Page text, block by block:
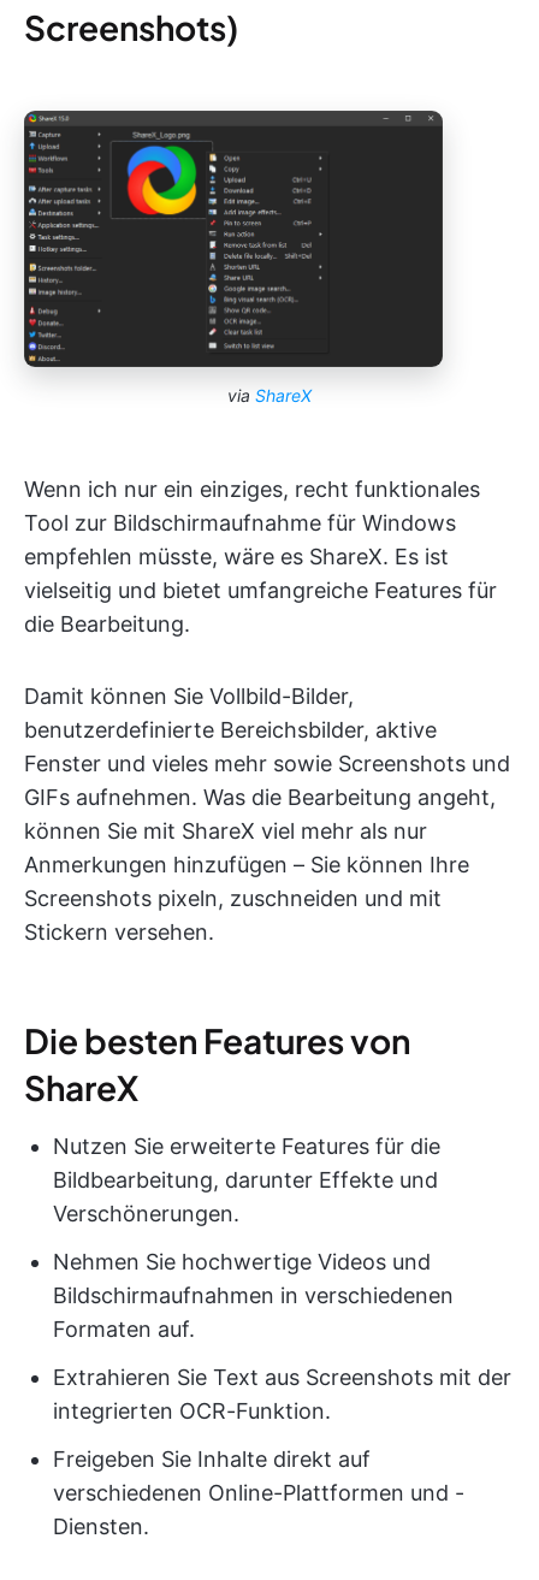
Screenshots)
via ShareX
Wenn ich nur ein einziges, recht funktionales
Tool zur Bildschirmaufnahme für Windows
empfehlen müsste, wäre es ShareX. Es ist
vielseitig und bietet umfangreiche Features für
die Bearbeitung.
Damit können Sie Vollbild-Bilder,
benutzerdefinierte Bereichsbilder, aktive
Fenster und vieles mehr sowie Screenshots und
GIFs aufnehmen. Was die Bearbeitung angeht,
können Sie mit ShareX viel mehr als nur
Anmerkungen hinzufügen – Sie können Ihre
Screenshots pixeln, zuschneiden und mit
Stickern versehen.
Die besten Features von
ShareX
Nutzen Sie erweiterte Features für die
Bildbearbeitung, darunter Effekte und
Verschönerungen.
Nehmen Sie hochwertige Videos und
Bildschirmaufnahmen in verschiedenen
Formaten auf.
Extrahieren Sie Text aus Screenshots mit der
integrierten OCR-Funktion.
Freigeben Sie Inhalte direkt auf
verschiedenen Online-Plattformen und -
Diensten.